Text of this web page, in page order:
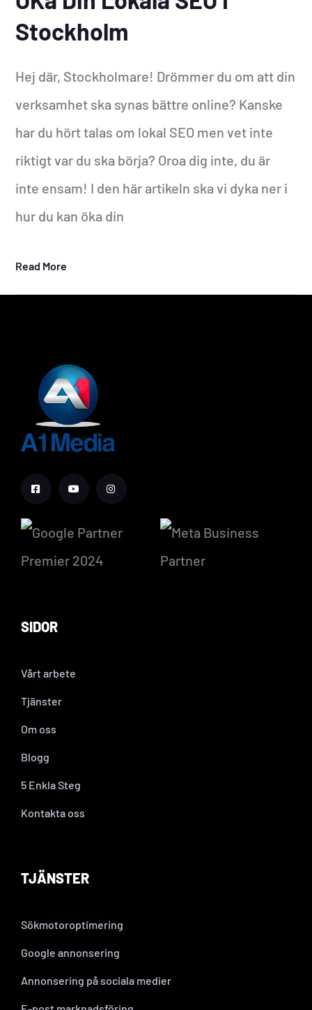
Stockholm
Hej där, Stockholmare! Drömmer du om att din
verksamhet ska synas bättre online? Kanske
har du hört talas om lokal SEO men vet inte
riktigt var du ska börja? Oroa dig inte, du är
inte ensam! I den här artikeln ska vi dyka ner i
hur du kan öka din
Read More
SIDOR
Vårt arbete
Tjänster
Om oss
Blogg
5 Enkla Steg
Kontakta oss
TJÄNSTER
Sökmotoroptimering
Google annonsering
Annonsering på sociala medier